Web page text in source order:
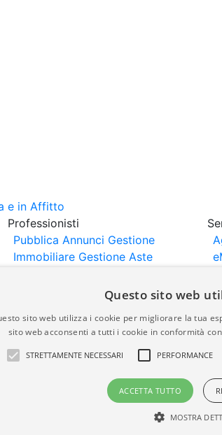
Professionisti
Pubblica Annunci Gestione
Immobiliare Gestione Aste
Importazione
italia.it vengono pubblicati
veridicità, della correttezza, della
Questo sito web
sito web utilizza i cookie per migliorare la tua
sito web acconsenti a tutti i cookie in conformità
STRETTAMENTE NECESSARI PERFORMANCE
ACCETTA TUTTO
MOSTRA